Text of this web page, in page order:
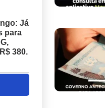
Já
para
380.